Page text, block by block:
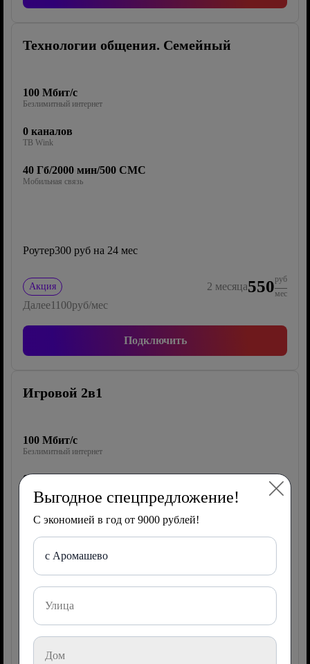
Технологии общения. Семейный
100 Мбит/с
Безлимитный интернет
0 каналов
ТВ Wink
40 Гб/2000 мин/500 СМС
Мобильная связь
Роутер300 руб на 24 мес
Акция 2 месяца550руб
мес
Далее1100руб/мес
Подключить
Игровой 2в1
100 Мбит/с
Безлимитный интернет
0 каналов
ТВ Wink
40 Гб/1000 мин/500 СМС
1200мес
Выгодное спецпредложение!
С экономией в год от 9000 рублей!
с Аромашево